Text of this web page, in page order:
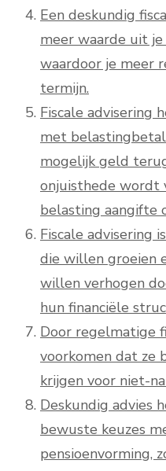
Een deskundig
meer waarde uit
waardoor je meer
termijn.
Fiscale advisering
met
mogelijk geld
onjuisthede wordt
belasting aangifte
Fiscale advisering
die willen groeien
willen verhogen
hun financiële
Door regelmatige
voorkomen dat ze
krijgen voor niet-
Deskundig advies
bewuste keuzes
pensioenvorming,